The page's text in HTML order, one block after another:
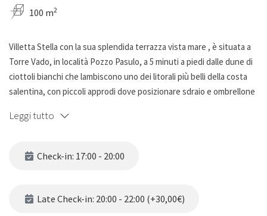
100 m2
Villetta Stella con la sua splendida terrazza vista mare , è situata a
Torre Vado, in località Pozzo Pasulo, a 5 minuti a piedi dalle dune di
ciottoli bianchi che lambiscono uno dei litorali più belli della costa
salentina, con piccoli approdi dove posizionare sdraio e ombrellone
muratura, 3 camere da letto matrimoniali complete di zanzariere e
per 2 posti supplementari (solo per bambini); da qui si accede ad un
Leggi tutto
Check-in: 17:00 - 20:00
Late Check-in: 20:00 - 22:00 (+30,00€)